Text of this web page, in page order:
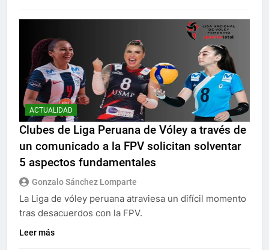
ACTUALIDAD
Clubes de Liga Peruana de Vóley a través de
un comunicado a la FPV solicitan solventar
5 aspectos fundamentales
Gonzalo Sánchez Lomparte
La Liga de vóley peruana atraviesa un difícil momento
tras desacuerdos con la FPV.
Leer más